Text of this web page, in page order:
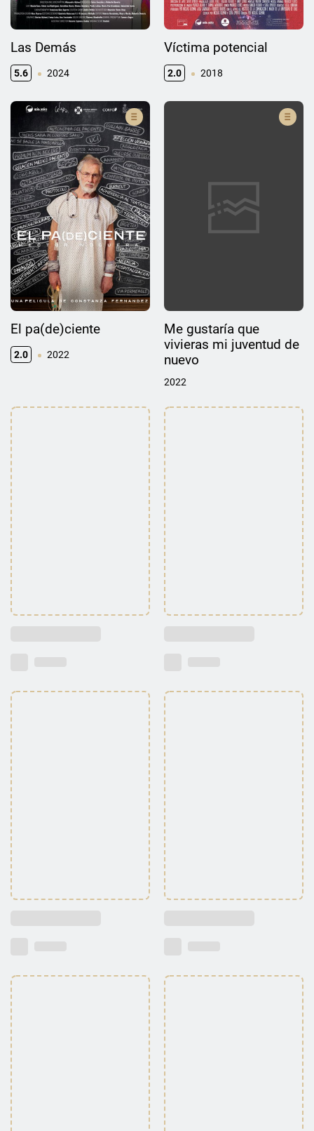
Las Demás
5.6 2024
Víctima potencial
2.0 2018
El pa(de)ciente
2.0 2022
Me gustaría que
vivieras mi juventud de
nuevo
2022